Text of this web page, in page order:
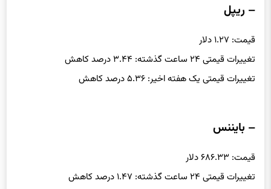
– ریپل
قیمت: ۱.۲۷ دلار
تغییرات قیمتی ۲۴ ساعت گذشته: ۳.۴۴ درصد کاهش
تغییرات قیمتی یک هفته اخیر: ۵.۳۶ درصد کاهش
– بایننس
قیمت: ۶۸۶.۳۳ دلار
تغییرات قیمتی ۲۴ ساعت گذشته: ۱.۴۷ درصد کاهش